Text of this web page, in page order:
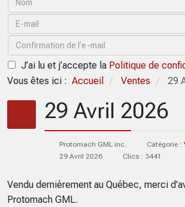
J’ai lu et j’accepte la Politique de
Vous êtes ici : Accueil / Ventes / 29
29 Avril 2026
Protomach GML inc. Catégorie :
29 Avril 2026
Clics : 3441
Vendu dernièrement au Québec, merci
Protomach GML.